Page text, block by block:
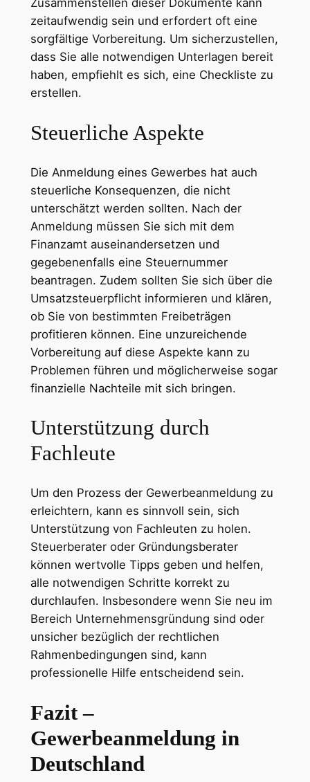
Zusammenstellen dieser Dokumente kann
zeitaufwendig sein und erfordert oft eine
sorgfältige Vorbereitung. Um sicherzustellen,
dass Sie alle notwendigen Unterlagen bereit
haben, empfiehlt es sich, eine Checkliste zu
erstellen.
Steuerliche Aspekte
Die Anmeldung eines Gewerbes hat auch
steuerliche Konsequenzen, die nicht
unterschätzt werden sollten. Nach der
Anmeldung müssen Sie sich mit dem
Finanzamt auseinandersetzen und
gegebenenfalls eine Steuernummer
beantragen. Zudem sollten Sie sich über die
Umsatzsteuerpflicht informieren und klären,
ob Sie von bestimmten Freibeträgen
profitieren können. Eine unzureichende
Vorbereitung auf diese Aspekte kann zu
Problemen führen und möglicherweise sogar
finanzielle Nachteile mit sich bringen.
Unterstützung durch
Fachleute
Um den Prozess der Gewerbeanmeldung zu
erleichtern, kann es sinnvoll sein, sich
Unterstützung von Fachleuten zu holen.
Steuerberater oder Gründungsberater
können wertvolle Tipps geben und helfen,
alle notwendigen Schritte korrekt zu
durchlaufen. Insbesondere wenn Sie neu im
Bereich Unternehmensgründung sind oder
unsicher bezüglich der rechtlichen
Rahmenbedingungen sind, kann
professionelle Hilfe entscheidend sein.
Fazit –
Gewerbeanmeldung in
Deutschland